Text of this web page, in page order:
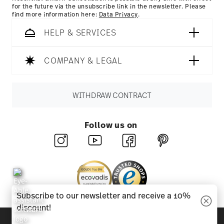
for the future via the unsubscribe link in the newsletter. Please
find more information here: Data Privacy.
HELP & SERVICES
COMPANY & LEGAL
WITHDRAW CONTRACT
Follow us on
Subscribe to our newsletter and receive a 10%
discount!